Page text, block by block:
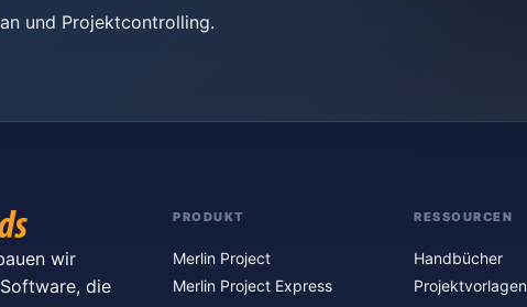
und Projektcontrolling.
wir
die
PRODUKT
Merlin Project
Merlin Project Express
RESSOURCEN
Handbücher
Projektvorlagen